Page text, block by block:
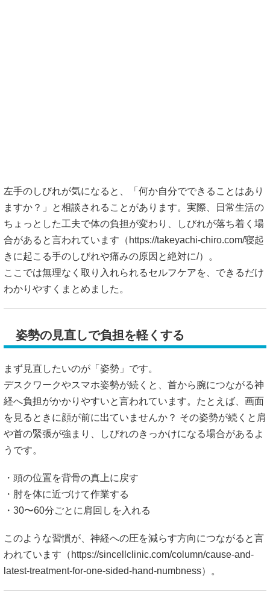
左手のしびれが気になると、「何か自分でできることはあり
ますか？」と相談されることがあります。実際、日常生活の
ちょっとした工夫で体の負担が変わり、しびれが落ち着く場
合があると言われています（ https://takeyachi-chiro.com/寝起
きに起こる手のしびれや痛みの原因と絶対に/）。
ここでは無理なく取り入れられるセルフケアを、できるだけ
わかりやすくまとめました。
姿勢の見直しで負担を軽くする
まず見直したいのが「姿勢」です。
デスクワークやスマホ姿勢が続くと、首から腕につながる神
経へ負担がかかりやすいと言われています。たとえば、画面
を見るときに顔が前に出ていませんか？ その姿勢が続くと肩
や首の緊張が強まり、しびれのきっかけになる場合があるよ
うです。
・頭の位置を背骨の真上に戻す
・肘を体に近づけて作業する
・30〜60分ごとに肩回しを入れる
このような習慣が、神経への圧を減らす方向につながると言
われています（ https://sincellclinic.com/column/cause-and-
latest-treatment-for-one-sided-hand-numbness）。